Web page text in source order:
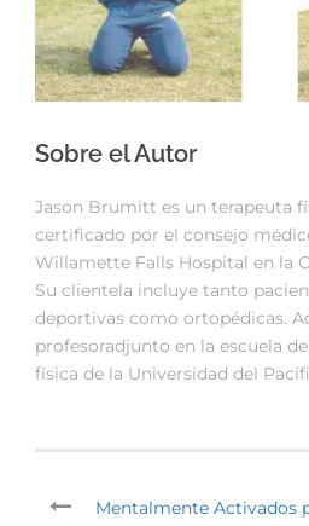
Sobre el Autor
Jason Brumitt es un terapeuta
certificado por el consejo
Willamette Falls Hospital en la
Su clientela incluye tanto
deportivas como ortopédicas.
profesoradjunto en la escuela
física de la Universidad del
Mentalmente Activados